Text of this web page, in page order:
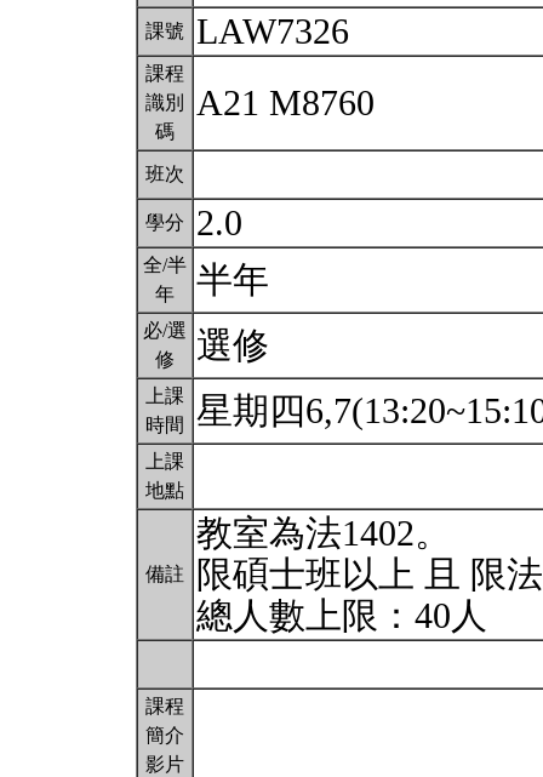
課號 LAW7326
課程
識別
碼
A21 M8760
班次
學分 2.0
全/半
年
半年
必/選
修
選修
上課
時間
星期四
上課
地點
備註
教室為法1402。
限碩士班以上 且 限
總人數上限：40人
課程
簡介
影片